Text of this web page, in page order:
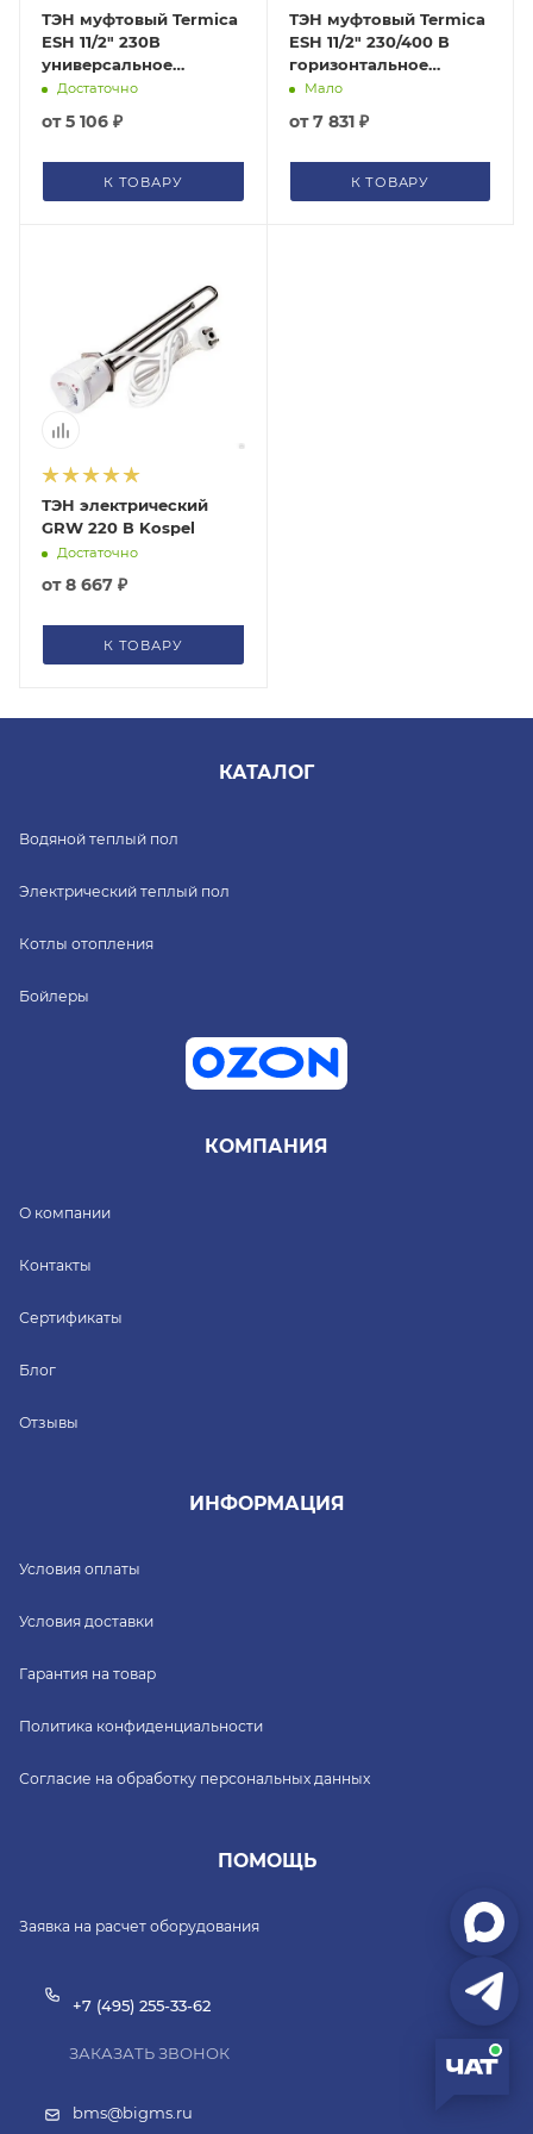
СЕРТИФИКАТЫ
КОНТАКТЫ
ТЭН муфтовый Termica
ESH 11/2" 230В
универсальное
расположение
Достаточно
от5 106 ₽
К ТОВАРУ
ТЭН муфтовый Termica
ESH 11/2" 230/400 В
горизонтальное
расположение
Мало
от7 831 ₽
К ТОВАРУ
ТЭН электрический
GRW 220 В Kospel
Достаточно
от8 667 ₽
К ТОВАРУ
КАТАЛОГ
Водяной теплый пол
Электрический теплый пол
Котлы отопления
Бойлеры
КОМПАНИЯ
О компании
Контакты
Сертификаты
Блог
Отзывы
ИНФОРМАЦИЯ
Условия оплаты
Условия доставки
Гарантия на товар
Политика конфиденциальности
Согласие на обработку персональных данных
ПОМОЩЬ
Заявка на расчет оборудования
+7 (495) 255-33-62
ЗАКАЗАТЬ ЗВОНОК
bms@bigms.ru
Не можете найти нужный товар? Наши специалисты
ЗАКАЗАТЬ ЗВОНОК